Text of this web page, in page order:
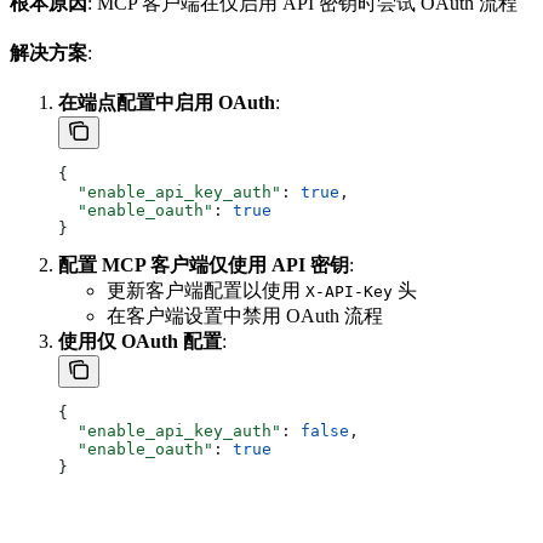
解决方案:
在端点配置中启用 OAuth:
{
  "enable_api_key_auth"
: true ,
  "enable_oauth"
: true
}
配置 MCP 客户端仅使用 API 密钥:
更新客户端配置以使用 X-API-Key 头
在客户端设置中禁用 OAuth 流程
使用仅 OAuth 配置:
{
  "enable_api_key_auth"
: false ,
  "enable_oauth"
: true
}